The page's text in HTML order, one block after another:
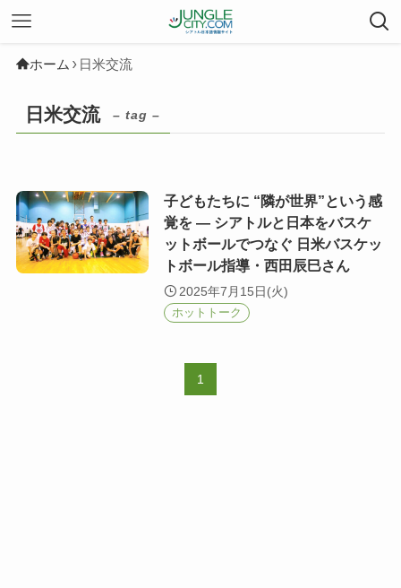
ホーム 日米交流
日米交流 – tag –
子どもたちに “隣が世界”という感
覚を ― シアトルと日本をバスケ
ットボールでつなぐ 日米バスケッ
トボール指導・西田辰巳さん
2025年7月15日(火)
ホットトーク
1